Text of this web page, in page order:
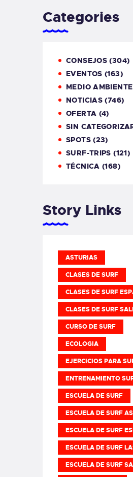
Categories
CONSEJOS (304)
EVENTOS (163)
MEDIO AMBIENTE
NOTICIAS (746)
OFERTA (4)
SIN
SPOTS(23)
SURF-TRIPS (121)
TÉCNICA (168)
Story Links
ASTURIAS
CLASES DE SURF
CLASES DE SURF
CLASES DE SURF
CURSO DE SURF
ECOLOGIA
EJERCICIOS PARA
ENTRENAMIENTO
ESCUELA DE SURF
ESCUELA DE SURF
ESCUELA DE SURF
ESCUELA DE SURF
ESCUELA DE SURF